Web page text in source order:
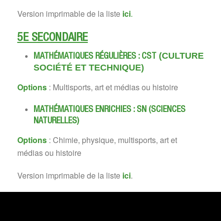
Version imprimable de la liste ici.
5E SECONDAIRE
MATHÉMATIQUES RÉGULIÈRES : CST(CULTURE
SOCIÉTÉ ET TECHNIQUE)
Options : Multisports, art et médias ou histoire
MATHÉMATIQUES ENRICHIES : SN (SCIENCES
NATURELLES)
Options : Chimie, physique, multisports, art et
médias ou histoire
Version imprimable de la liste ici.